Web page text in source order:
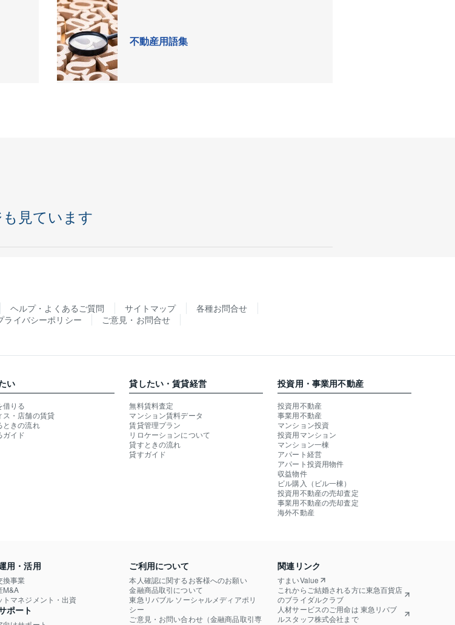
不動産用語集
見ています
ヘルプ・よくあるご質問 サイトマップ
各種お問合せ
ライバシーポリシー ご意見・お問合せ
い
借りる
ス・店舗の賃貸
ときの流れ
ガイド
貸したい・賃貸経営
無料賃料査定
マンション賃料データ
賃貸管理プラン
リロケーションについて
貸すときの流れ
貸すガイド
投資用・事業用不動産
投資用不動産
事業用不動産
マンション投資
投資用マンション
マンション一棟
アパート経営
アパート投資用物件
収益物件
ビル購入（ビル一棟）
投資用不動産の売却査定
事業用不動産の売却査定
海外不動産
用・活用
換事業
M&A
トマネジメント・出資
ポート
ご利用について
本人確認に関するお客様へのお願い
金融商品取引について
東急リバブル ソーシャルメディアポリ
シー
ご意見・お問い合わせ（金融商品取引専
関連リンク
すまいValue
これからご結婚される方に東急百貨店
のブライダルクラブ
人材サービスのご用命は 東急リバブ
ルスタッフ株式会社まで